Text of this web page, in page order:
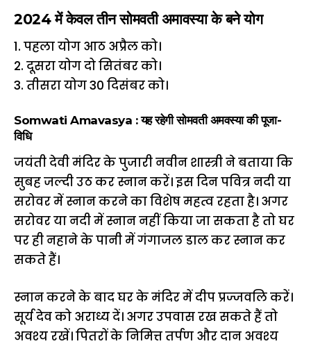
2024 में केवल तीन सोमवती अमावस्या के बने योग
1. पहला योग आठ अप्रैल को।
2. दूसरा योग दो सितंबर को।
3. तीसरा योग 30 दिसंबर को।
Somwati Amavasya : यह रहेगी सोमवती अमवस्या की पूजा-
विधि
जयंती देवी मंदिर के पुजारी नवीन शास्त्री ने बताया कि
सुबह जल्दी उठ कर स्नान करें। इस दिन पवित्र नदी या
सरोवर में स्नान करने का विशेष महत्व रहता है। अगर
सरोवर या नदी में स्नान नहीं किया जा सकता है तो घर
पर ही नहाने के पानी में गंगाजल डाल कर स्नान कर
सकते हैं।
स्नान करने के बाद घर के मंदिर में दीप प्रज्जवलि करें।
सूर्य देव को अराध्य दें। अगर उपवास रख सकते हैं तो
अवश्य रखें। पितरों के निमित्त तर्पण और दान अवश्य